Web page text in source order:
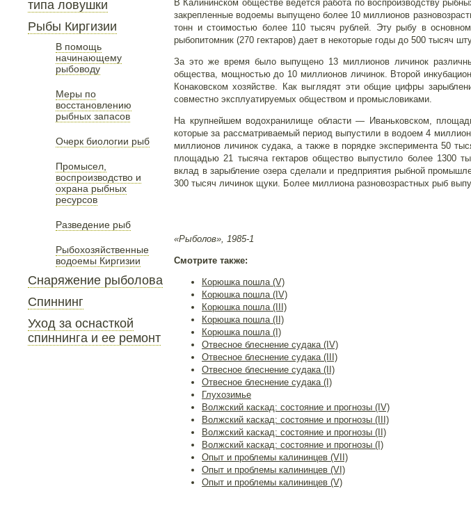
типа ловушки
Рыбы Киргизии
В помощь
начинающему
рыбоводу
Меры по
восстановлению
рыбных запасов
Очерк биологии рыб
Промысел,
воспроизводство и
охрана рыбных
ресурсов
Разведение рыб
Рыбохозяйственные
водоемы Киргизии
Снаряжение рыболова
Спиннинг
Уход за оснасткой
спиннинга и ее ремонт
В Калининском обществе ведется работа по воспроизводству
закрепленные водоемы выпущено более 10 миллионов
тонн и стоимостью более 110 тысяч рублей. Эту рыбу в
рыбопитомник (270 гектаров) дает в некоторые годы до 500 тысяч
За это же время было выпущено 13 миллионов личинок
общества, мощностью до 10 миллионов личинок. Второй
Конаковском хозяйстве. Как выглядят эти общие цифры
совместно эксплуатируемых обществом и промысловиками.
На крупнейшем водохранилище области — Иваньковском,
которые за рассматриваемый период выпустили в водоем 4
миллионов личинок судака, а также в порядке эксперимента 50
площадью 21 тысяча гектаров общество выпустило более 1300
вклад в зарыбление озера сделали и предприятия рыбной
300 тысяч личинок щуки. Более миллиона разновозрастных рыб
«Рыболов», 1985-1
Смотрите также:
Корюшка пошла (V)
Корюшка пошла (IV)
Корюшка пошла (III)
Корюшка пошла (II)
Корюшка пошла (I)
Отвесное блеснение судака (IV)
Отвесное блеснение судака (III)
Отвесное блеснение судака (II)
Отвесное блеснение судака (I)
Глухозимье
Волжский каскад: состояние и прогнозы (IV)
Волжский каскад: состояние и прогнозы (III)
Волжский каскад: состояние и прогнозы (II)
Волжский каскад: состояние и прогнозы (I)
Опыт и проблемы калининцев (VII)
Опыт и проблемы калининцев (VI)
Опыт и проблемы калининцев (V)